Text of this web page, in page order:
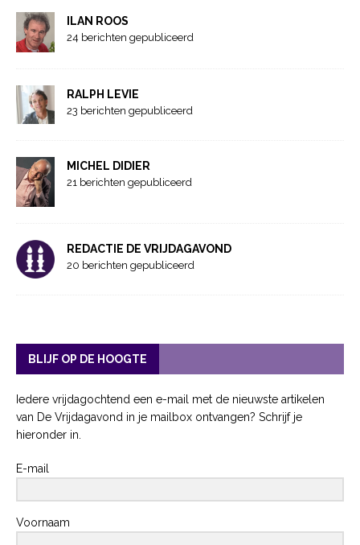
ILAN ROOS
24 berichten gepubliceerd
RALPH LEVIE
23 berichten gepubliceerd
MICHEL DIDIER
21 berichten gepubliceerd
REDACTIE DE VRIJDAGAVOND
20 berichten gepubliceerd
BLIJF OP DE HOOGTE
Iedere vrijdagochtend een e-mail met de nieuwste artikelen
van De Vrijdagavond in je mailbox ontvangen? Schrijf je
hieronder in.
E-mail
Voornaam